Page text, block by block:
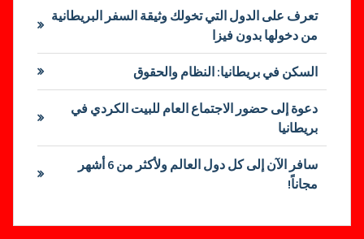
تعرف على الدول التي تخولك وثيقة السفر البريطانية
من دخولها بدون فيزا
السكن في بريطانيا: النظام والحقوق
دعوة إلى حضور الاجتماع العام للبيت الكردي في
بريطانيا
سافر الآن إلى كل دول العالم ولأكثر من 6 أشهر
مجاناً!